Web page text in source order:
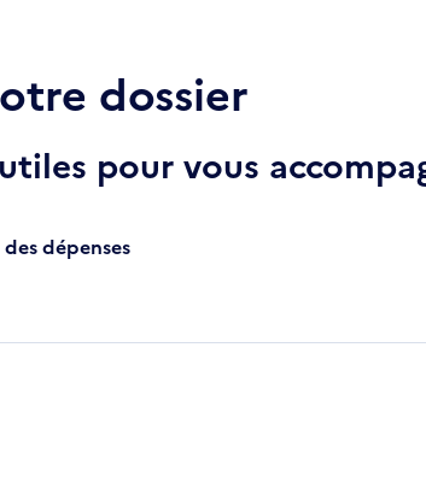
dossier
pour vous
dépenses